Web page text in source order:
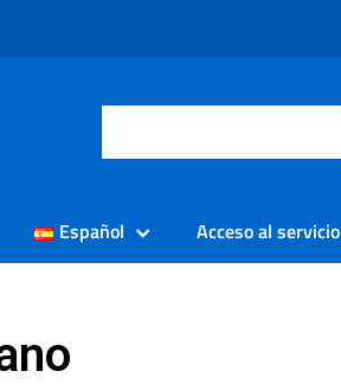
Español Acceso al servicio